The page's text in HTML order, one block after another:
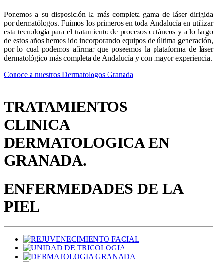
Ponemos a su disposición la más completa gama de láser dirigida
por dermatólogos. Fuimos los primeros en toda Andalucía en utilizar
esta tecnología para el tratamiento de procesos cutáneos y a lo largo
de estos años hemos ido incorporando equipos de última generación,
por lo cual podemos afirmar que poseemos la plataforma de láser
dermatológico más completa de Andalucía y con mayor experiencia.
Conoce a nuestros Dermatologos Granada
TRATAMIENTOS
CLINICA
DERMATOLOGICA EN
GRANADA.
ENFERMEDADES DE LA
PIEL